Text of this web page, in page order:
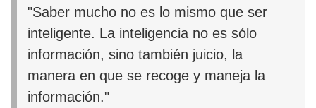
"Saber mucho no es lo mismo que ser
inteligente. La inteligencia no es sólo
información, sino también juicio, la
manera en que se recoge y maneja la
información."